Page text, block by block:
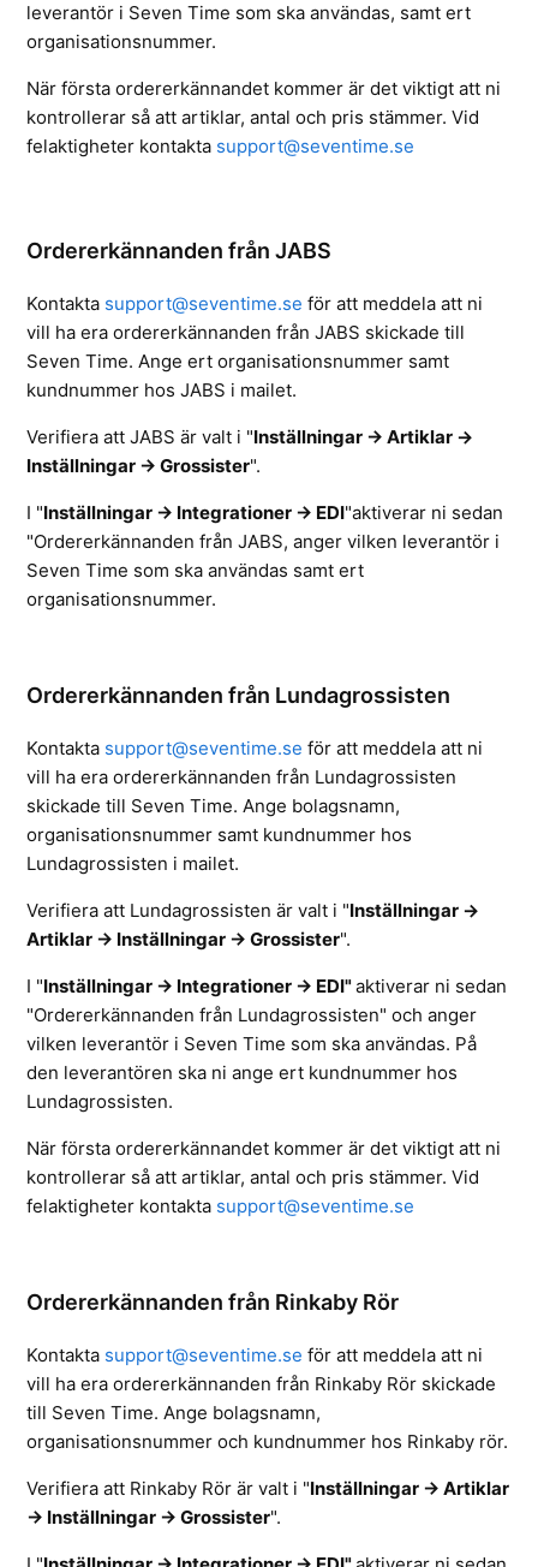
leverantör i Seven Time som ska användas, samt ert
organisationsnummer.
När första ordererkännandet kommer är det viktigt att ni
kontrollerar så att artiklar, antal och pris stämmer. Vid
felaktigheter kontakta support@seventime.se
Ordererkännanden från JABS
Kontakta support@seventime.se för att meddela att ni
vill ha era ordererkännanden från JABS skickade till
Seven Time. Ange ert organisationsnummer samt
kundnummer hos JABS i mailet.
Verifiera att JABS är valt i "Inställningar -> Artiklar ->
Inställningar -> Grossister".
I "Inställningar -> Integrationer -> EDI"aktiverar ni sedan
"Ordererkännanden från JABS, anger vilken leverantör i
Seven Time som ska användas samt ert
organisationsnummer.
Ordererkännanden från Lundagrossisten
Kontakta support@seventime.se för att meddela att ni
vill ha era ordererkännanden från Lundagrossisten
skickade till Seven Time. Ange bolagsnamn,
organisationsnummer samt kundnummer hos
Lundagrossisten i mailet.
Verifiera att Lundagrossisten är valt i "Inställningar ->
Artiklar -> Inställningar -> Grossister".
I "Inställningar -> Integrationer -> EDI"aktiverar ni sedan
"Ordererkännanden från Lundagrossisten" och anger
vilken leverantör i Seven Time som ska användas. På
den leverantören ska ni ange ert kundnummer hos
Lundagrossisten.
När första ordererkännandet kommer är det viktigt att ni
kontrollerar så att artiklar, antal och pris stämmer. Vid
felaktigheter kontakta support@seventime.se
Ordererkännanden från Rinkaby Rör
Kontakta support@seventime.se för att meddela att ni
vill ha era ordererkännanden från Rinkaby Rör skickade
till Seven Time. Ange bolagsnamn,
organisationsnummer och kundnummer hos Rinkaby rör.
Verifiera att Rinkaby Rör är valt i "Inställningar -> Artiklar
-> Inställningar -> Grossister".